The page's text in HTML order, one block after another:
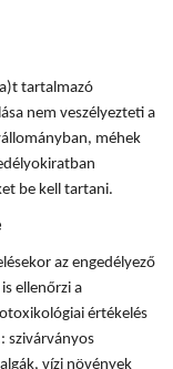
tartalmazó
nem veszélyezteti a
méhek
be kell tartani.
az engedélyező
ellenőrzi a
értékelés
szivárványos
vízi növények